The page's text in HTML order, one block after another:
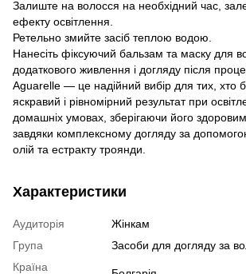
Залиште на волосся на необхідний час,
ефекту освітлення.
Ретельно змийте засіб теплою водою.
Нанесіть фіксуючий бальзам та маску для
додаткового живлення і догляду після
Aguarelle — це надійний вибір для тих, хто
яскравий і рівномірний результат при
домашніх умовах, зберігаючи його
завдяки комплексному догляду за
олій та естракту троянди.
Характеристики
Аудиторія
Жінкам
Група
Засоби для догляду за
Країна